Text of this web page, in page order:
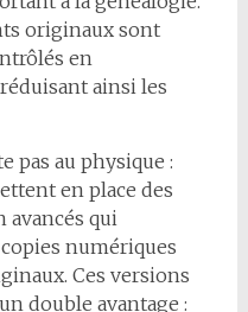
originaux sont
en
ainsi les
pas au physique :
en place des
avancés qui
numériques
Ces versions
double avantage :